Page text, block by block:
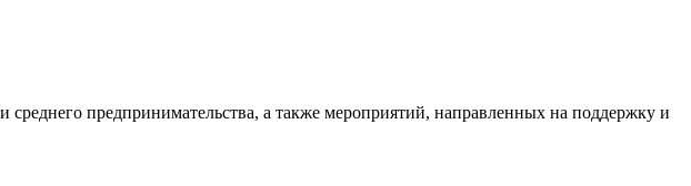
предпринимательства, а также мероприятий, направленных на поддержку и